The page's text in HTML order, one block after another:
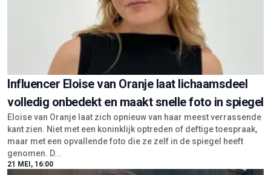
Influencer Eloise van Oranje laat lichaamsdeel
volledig onbedekt en maakt snelle foto in spiegel
Eloise van Oranje laat zich opnieuw van haar meest verrassende
kant zien. Niet met een koninklijk optreden of deftige toespraak,
maar met een opvallende foto die ze zelf in de spiegel heeft
genomen. D...
21 MEI, 16:00